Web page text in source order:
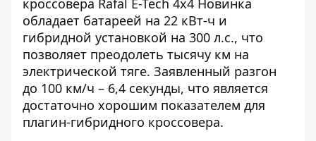
кроссовера Rafal E-Tech 4x4 Новинка
обладает батареей на 22 кВт-ч и
гибридной установкой на 300 л.с., что
позволяет преодолеть тысячу км на
электрической тяге. Заявленный разгон
до 100 км/ч – 6,4 секунды, что является
достаточно хорошим показателем для
плагин-гибридного кроссовера.